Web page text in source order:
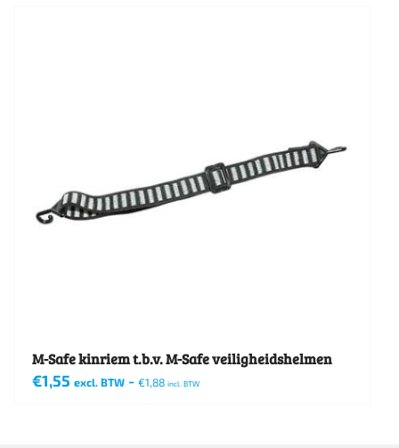
M-Safe kinriem t.b.v. M-Safe veiligheidshelmen
€1,55 excl. BTW - €1,88 incl. BTW